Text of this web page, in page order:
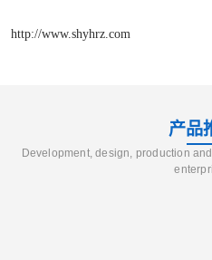
http://www.shyhrz.com
产品
Development, design, production